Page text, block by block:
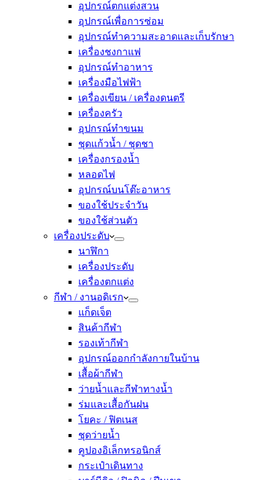
อุปกรณ์ตกแต่งสวน
อุปกรณ์เพื่อการซ่อม
อุปกรณ์ทำความสะอาดและเก็บรักษา
เครื่องชงกาแฟ
อุปกรณ์ทำอาหาร
เครื่องมือไฟฟ้า
เครื่องเขียน / เครื่องดนตรี
เครื่องครัว
อุปกรณ์ทำขนม
ชุดแก้วน้ำ / ชุดชา
เครื่องกรองน้ำ
หลอดไฟ
อุปกรณ์บนโต๊ะอาหาร
ของใช้ประจำวัน
ของใช้ส่วนตัว
เครื่องประดับ
นาฬิกา
เครื่องประดับ
เครื่องตกแต่ง
กีฬา / งานอดิเรก
แก็ดเจ็ต
สินค้ากีฬา
รองเท้ากีฬา
อุปกรณ์ออกกำลังกายในบ้าน
เสื้อผ้ากีฬา
ว่ายน้ำและกีฬาทางน้ำ
ร่มและเสื้อกันฝน
โยคะ / ฟิตเนส
ชุดว่ายน้ำ
คูปองอิเล็กทรอนิกส์
กระเป๋าเดินทาง